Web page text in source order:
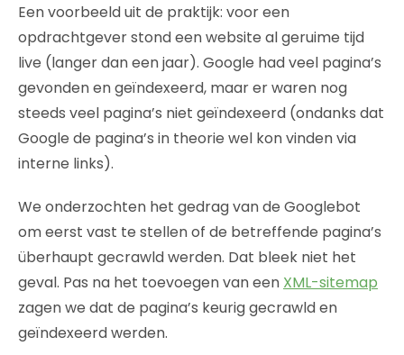
Een voorbeeld uit de praktijk: voor een
opdrachtgever stond een website al geruime tijd
live (langer dan een jaar). Google had veel pagina’s
gevonden en geïndexeerd, maar er waren nog
steeds veel pagina’s niet geïndexeerd (ondanks dat
Google de pagina’s in theorie wel kon vinden via
interne links).
We onderzochten het gedrag van de Googlebot
om eerst vast te stellen of de betreffende pagina’s
überhaupt gecrawld werden. Dat bleek niet het
geval. Pas na het toevoegen van een XML-sitemap
zagen we dat de pagina’s keurig gecrawld en
geïndexeerd werden.